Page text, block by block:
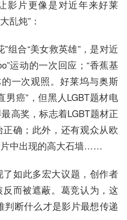
影片更像是对近年来好莱
乱炖”：
”组合“美女救英雄”，是对近
运动的一次回应；“香蕉基
一次观照。好莱坞与奥斯
男癌”，但黑人LGBT题材电
高奖，标志着LGBT题材正
确；此外，还有观众从欧
中出现的高大石墙……
如此多宏大议题，创作者
而被遮蔽。葛竞认为，这
判断什么才是影片最想传递